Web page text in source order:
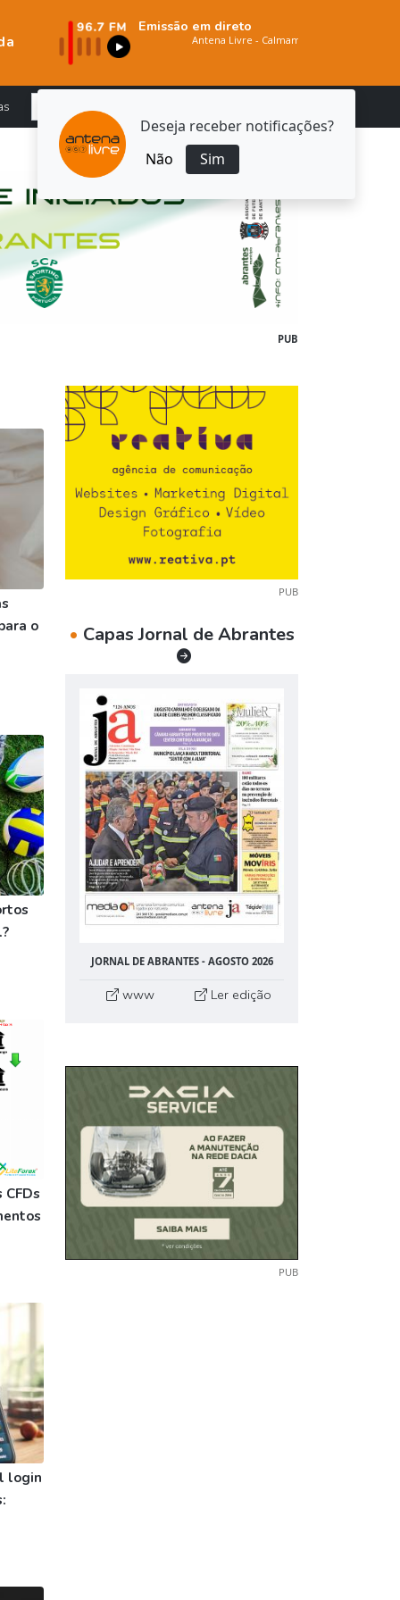
Deseja receber notificações?
Não
Sim
Emissão em direto
PUB
o
login
PUB
• Capas Jornal de Abrantes
JORNAL DE ABRANTES - AGOSTO 2026
www Ler edição
PUB